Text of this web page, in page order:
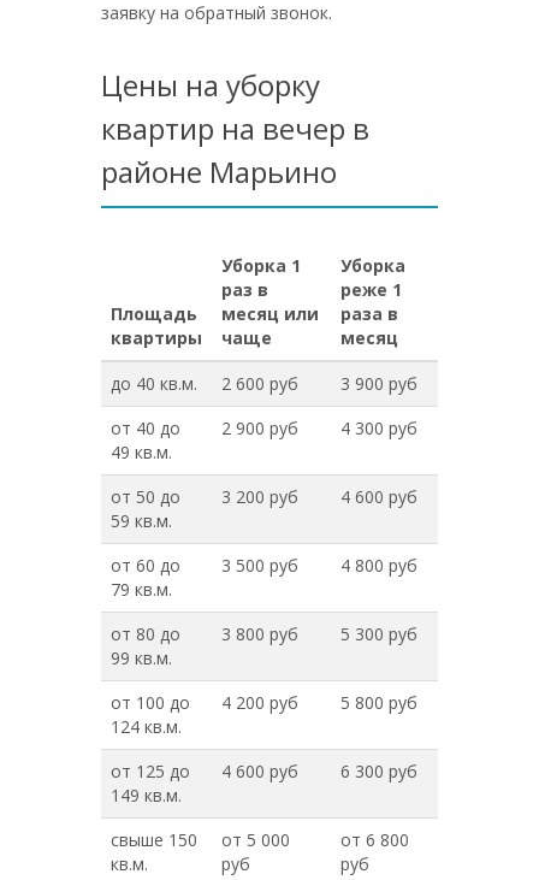
заявку на обратный звонок.
Цены на уборку
квартир на вечер в
районе Марьино
Площадь
квартиры
Уборка 1
раз в
месяц или
чаще
Уборка
реже 1
раза в
месяц
до 40 кв.м.
2 600 руб
3 900 руб
от 40 до
49 кв.м.
2 900 руб 4 300 руб
от 50 до
59 кв.м.
3 200 руб 4 600 руб
от 60 до
79 кв.м.
3 500 руб 4 800 руб
от 80 до
99 кв.м.
3 800 руб 5 300 руб
от 100 до
124 кв.м.
4 200 руб 5 800 руб
от 125 до
149 кв.м.
4 600 руб 6 300 руб
свыше 150
кв.м.
от 5 000
руб
от 6 800
руб